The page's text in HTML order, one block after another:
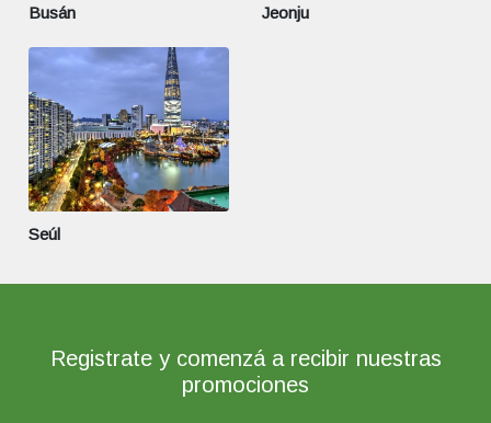
Busán Jeonju
Seúl
Registrate y comenzá a recibir nuestras
promociones